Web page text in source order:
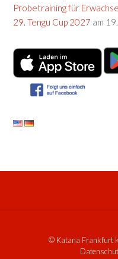
Probetraining für
29. Tengu Cup 2027 am
© Katana Frankfurt